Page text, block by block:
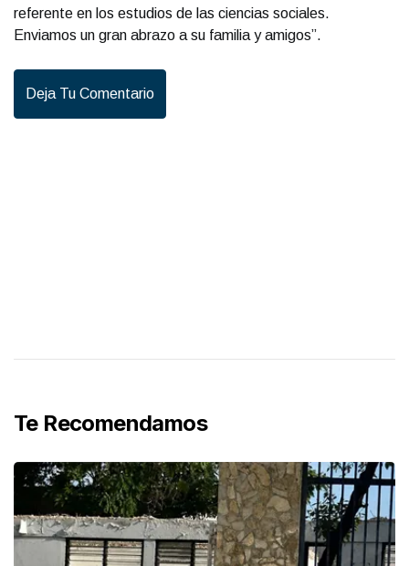
referente en los estudios de las ciencias sociales.
Enviamos un gran abrazo a su familia y amigos”.
Deja Tu Comentario
Te Recomendamos